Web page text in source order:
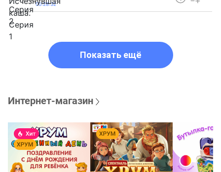
00:28:32
Показать ещё
Интернет-магазин